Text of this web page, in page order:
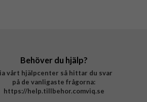
Behöver du hjälp?
vårt hjälpcenter så hittar du svar
på de vanligaste frågorna:
https://help.tillbehor.comviq.se